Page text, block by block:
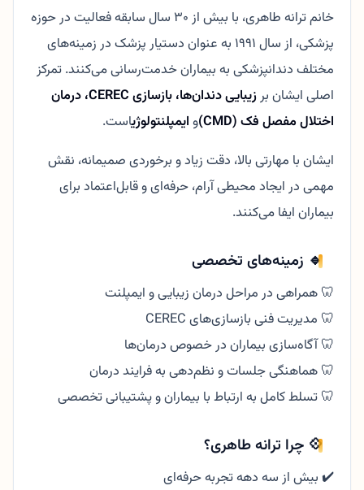
خانم ترانه طاهری، با بیش از ۳۰ سال سابقه فعالیت در حوزه
پزشکی، از سال ۱۹۹۱ به عنوان دستیار پزشک در زمینه‌های
مختلف دندانپزشکی به بیماران خدمت‌رسانی می‌کنند. تمرکز
اصلی ایشان بر
زیبایی دندان‌ها، بازسازی CEREC، درمان
اختلال مفصل فک (CMD)
وایمپلنتولوژیاست.
ایشان با مهارتی بالا، دقت زیاد و برخوردی صمیمانه، نقش
مهمی در ایجاد محیطی آرام، حرفه‌ای و قابل‌اعتماد برای
بیماران ایفا می‌کنند.
🔹 زمینه‌های تخصصی
🦷 همراهی در مراحل درمان زیبایی و ایمپلنت
🦷 مدیریت فنی بازسازی‌های CEREC
🦷 آگاه‌سازی بیماران در خصوص درمان‌ها
🦷 هماهنگی جلسات و نظم‌دهی به فرایند درمان
🦷 تسلط کامل به ارتباط با بیماران و پشتیبانی تخصصی
💠 چرا ترانه طاهری؟
✔️ بیش از سه دهه تجربه حرفه‌ای